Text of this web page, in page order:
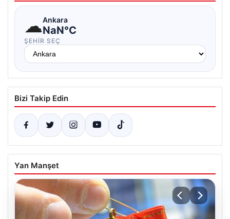
☁Ankara
NaN°C
ŞEHIR SEÇ
Bizi Takip Edin
Yan Manşet